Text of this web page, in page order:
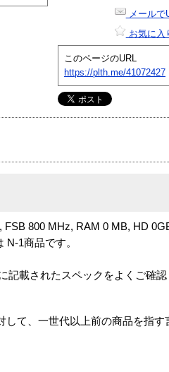
メールで
お気に入
このページのURL
https://plth.me/41072427
FSB 800 MHz, RAM 0 MB, HD
N-1商品です。
載されたスペックをよくご確認
て、一世代以上前の商品を指す